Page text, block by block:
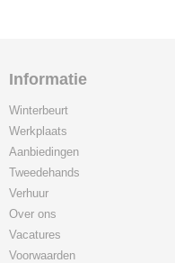
Informatie
Winterbeurt
Werkplaats
Aanbiedingen
Tweedehands
Verhuur
Over ons
Vacatures
Voorwaarden